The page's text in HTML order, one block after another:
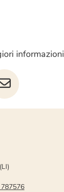
informazioni